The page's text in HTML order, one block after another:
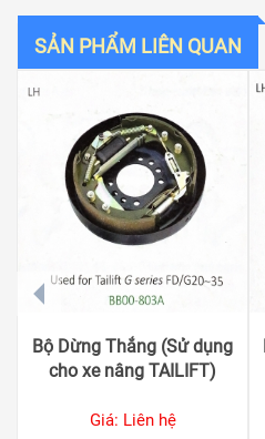
SẢN PHẨM LIÊN QUAN
Bộ Dừng Thắng (Sử dụng
cho xe nâng TAILIFT)
Giá: Liên hệ
prev